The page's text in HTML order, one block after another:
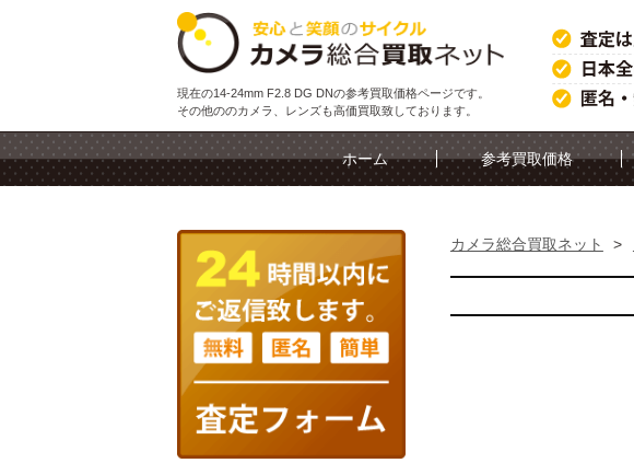
現在の14-24mm F2.8 DG DNの参考買取価格ページです。
その他ののカメラ、レンズも高価買取致しております。
ホーム 参考買取価格
カメラ総合買取ネット >